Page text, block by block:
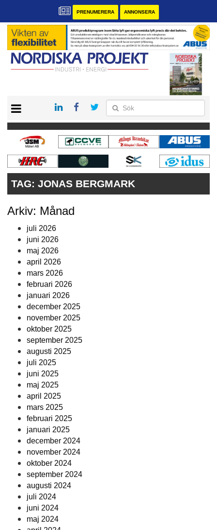
PRENUMERERA ANNONSERA
KONTAKT
VÅRA ANDRA MAGASIN
PRENUMERERA
ANNONSERA
TAG: JONAS BERGMARK
Arkiv: Månad
juli 2026
juni 2026
maj 2026
april 2026
mars 2026
februari 2026
januari 2026
december 2025
november 2025
oktober 2025
september 2025
augusti 2025
juli 2025
juni 2025
maj 2025
april 2025
mars 2025
februari 2025
januari 2025
december 2024
november 2024
oktober 2024
september 2024
augusti 2024
juli 2024
juni 2024
maj 2024